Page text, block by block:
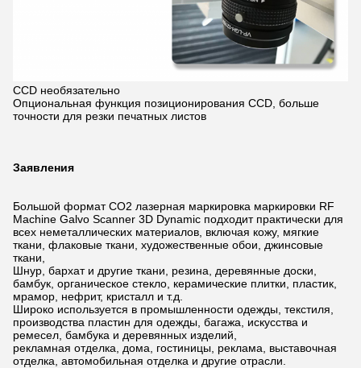
CCD необязательно
Опциональная функция позиционирования CCD, больше
точности для резки печатных листов
Заявления
Большой формат CO2 лазерная маркировка маркировки RF
Machine Galvo Scanner 3D Dynamic подходит практически для
всех неметаллических материалов, включая кожу, мягкие
ткани, флаковые ткани, художественные обои, джинсовые
ткани,
Шнур, бархат и другие ткани, резина, деревянные доски,
бамбук, органическое стекло, керамические плитки, пластик,
мрамор, нефрит, кристалл и т.д.
Широко используется в промышленности одежды, текстиля,
производства пластин для одежды, багажа, искусства и
ремесел, бамбука и деревянных изделий,
рекламная отделка, дома, гостиницы, реклама, выставочная
отделка, автомобильная отделка и другие отрасли.